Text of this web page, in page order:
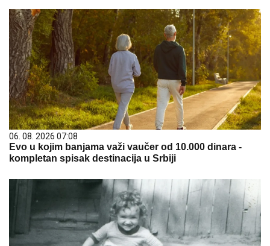
06. 08. 2026 07:08
Evo u kojim banjama važi vaučer od 10.000 dinara -
kompletan spisak destinacija u Srbiji